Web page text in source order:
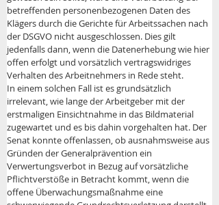
betreffenden personenbezogenen Daten des
Klägers durch die Gerichte für Arbeitssachen nach
der DSGVO nicht ausgeschlossen. Dies gilt
jedenfalls dann, wenn die Datenerhebung wie hier
offen erfolgt und vorsätzlich vertragswidriges
Verhalten des Arbeitnehmers in Rede steht.
In einem solchen Fall ist es grundsätzlich
irrelevant, wie lange der Arbeitgeber mit der
erstmaligen Einsichtnahme in das Bildmaterial
zugewartet und es bis dahin vorgehalten hat. Der
Senat konnte offenlassen, ob ausnahmsweise aus
Gründen der Generalprävention ein
Verwertungsverbot in Bezug auf vorsätzliche
Pflichtverstöße in Betracht kommt, wenn die
offene Überwachungsmaßnahme eine